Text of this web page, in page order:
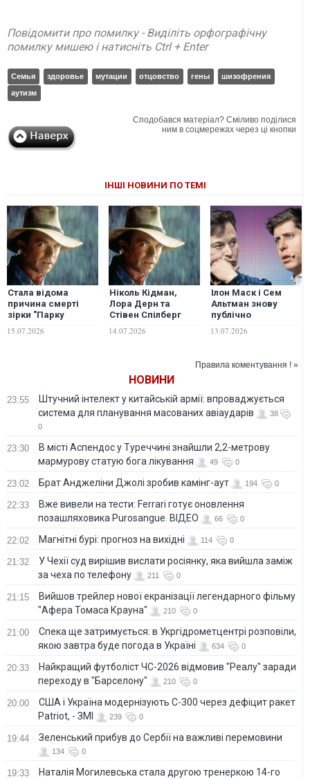
Повідомити про помилку - Виділіть орфографічну
помилку мишею і натисніть Ctrl + Enter
Семья здоровье мутации отцовство гены
шизофрения
аутизм
Сподобався матеріал? Сміливо поділися
ним в соцмережах через ці кнопки
ІНШІ НОВИНИ ПО ТЕМІ
Стала відома
причина смерті
зірки "Парку
Сема Нілла
15.07.2026
Ніколь Кідман,
Лора Дерн та
Стівен Спілберг
смерть зірки
14.07.2026
Ілон Маск і Сем
Альтман знову
публічно
трапилося
13.07.2026
Правила коментування ! »
НОВИНИ
23:55
Штучний інтелект у китайській армії: впроваджується
система для планування масованих авіаударів
38
0
23:30
В місті Аспендос у Туреччині знайшли 2,2-метрову
мармурову статую бога лікування
49 0
23:02 Брат Анджеліни Джолі зробив камінг-аут 194 0
22:33
Вже вивели на тести: Ferrari готує оновлення
позашляховика Purosangue. ВІДЕО
66 0
22:02 Магнітні бурі: прогноз на вихідні 114 0
21:32
У Чехії суд вирішив вислати росіянку, яка вийшла заміж
за чеха по телефону
211 0
21:15
Вийшов трейлер нової екранізації легендарного фільму
"Афера Томаса Крауна"
210 0
21:00
Спека ще затримується: в Укргідрометцентрі розповіли,
якою завтра буде погода в Україні
634 0
20:33
Найкращий футболіст ЧС-2026 відмовив "Реалу" заради
переходу в "Барселону"
210 0
20:00
США і Україна модернізують С-300 через дефіцит ракет
Patriot, - ЗМІ
239 0
19:44 Зеленський прибув до Сербії на важливі перемовини
134 0
19:33
Наталія Могилевська стала другою тренеркою 14-го